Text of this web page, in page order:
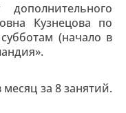
Кузнецова по
(начало в
за 8 занятий.